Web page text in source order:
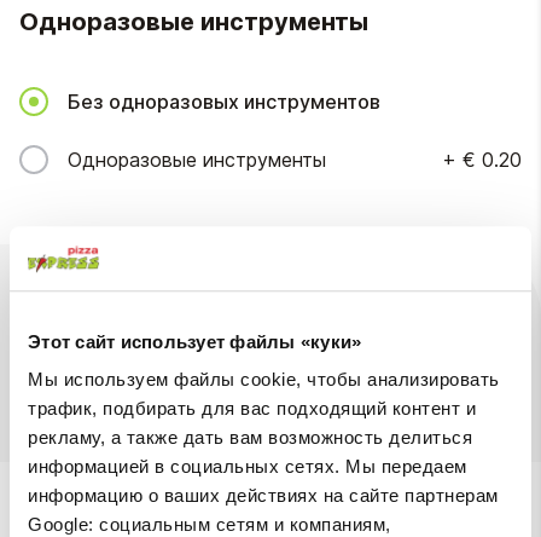
Этот сайт использует файлы «куки»
Мы используем файлы cookie, чтобы анализировать
трафик, подбирать для вас подходящий контент и
рекламу, а также дать вам возможность делиться
информацией в социальных сетях. Мы передаем
информацию о ваших действиях на сайте партнерам
Google: социальным сетям и компаниям,
Одноразовые инструменты
Без одноразовых инструментов
Одноразовые инструменты + € 0.20
Ингредиенты Доступны на
Bao булочка, хрустящее куриное филе, огурец,
wakame салат, семена сезама, соус шрирача
Мы также предлагаем